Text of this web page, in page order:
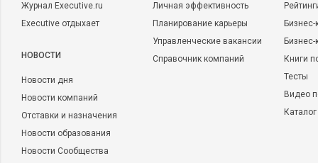
Журнал Executive.ru
Executive отдыхает
НОВОСТИ
Новости дня
Новости компаний
Отставки и назначения
Новости образования
Новости Сообщества
Личная эффективность
Планирование карьеры
Управленческие вакансии
Справочник компаний
Бизнес-
Книги
Тесты
Видео